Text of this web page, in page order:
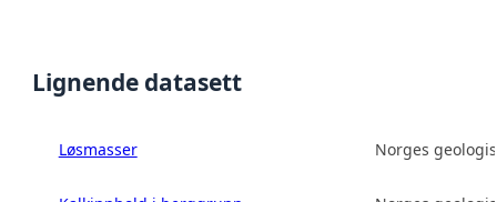
Lignende datasett
Løsmasser Norges